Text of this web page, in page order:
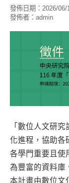
發佈日期： 2026/06/
發佈者： admin
「數位人文研
化進程，協助各
各學門重要且使
為豐富的資料庫
本計畫由數位文